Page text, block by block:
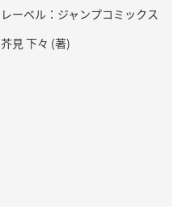
レーベル：ジャンプコミックス
芥見 下々 (著)